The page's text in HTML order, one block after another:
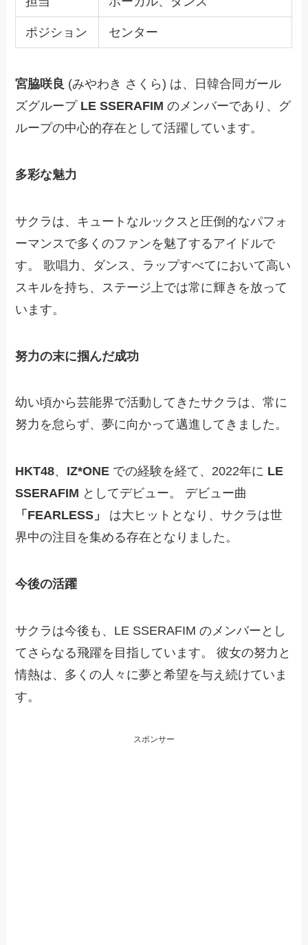
ポジション センター
宮脇咲良 (みやわき さくら) は、日韓合同ガール
ズグループ LE SSERAFIM のメンバーであり、グ
ループの中心的存在として活躍しています。
多彩な魅力
サクラは、キュートなルックスと圧倒的なパフォ
ーマンスで多くのファンを魅了するアイドルで
す。 歌唱力、ダンス、ラップすべてにおいて高い
スキルを持ち、ステージ上では常に輝きを放って
います。
努力の末に掴んだ成功
幼い頃から芸能界で活動してきたサクラは、常に
努力を怠らず、夢に向かって邁進してきました。
HKT48、 IZ*ONE での経験を経て、2022年に LE
SSERAFIM としてデビュー。 デビュー曲
「FEARLESS」
は大ヒットとなり、サクラは世
界中の注目を集める存在となりました。
今後の活躍
サクラは今後も、LE SSERAFIM のメンバーとし
てさらなる飛躍を目指しています。 彼女の努力と
情熱は、多くの人々に夢と希望を与え続けていま
す。
スポンサー